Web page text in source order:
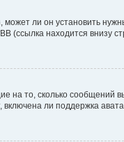
может ли он установить
(ссылка находится внизу
на то, сколько сообщений
ли поддержка